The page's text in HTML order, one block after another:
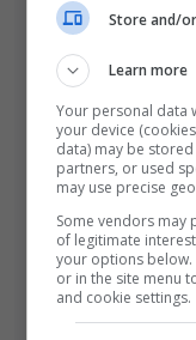
Store and/
Learn more
Your personal data
your device
data) may be
partners, or used
may use precise
Some vendors may
of legitimate
your options
or in the site menu
and cookie settings.